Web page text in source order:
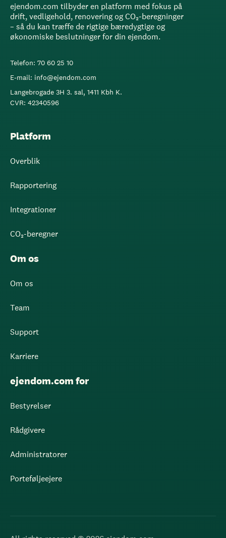
ejendom.com tilbyder en platform med fokus på
drift, vedligehold, renovering og CO₂-beregninger
– så du kan træffe de rigtige bæredygtige og
økonomiske beslutninger for din ejendom.
Telefon: 70 60 25 10
E-mail: info@ejendom.com
Langebrogade 3H 3. sal, 1411 Kbh K.
CVR: 42340596
Platform
Overblik
Rapportering
Integrationer
CO₂-beregner
Om os
Om os
Team
Support
Karriere
ejendom.com for
Bestyrelser
Rådgivere
Administratorer
Porteføljeejere